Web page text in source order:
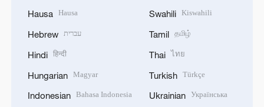
Hausa Hausa
Hebrew עברית
Hindi हिन्दी
Hungarian Magyar
Indonesian Bahasa Indonesia
Swahili Kiswahili
Tamil தமிழ்
Thai ไทย
Turkish Türkçe
Ukrainian Українська